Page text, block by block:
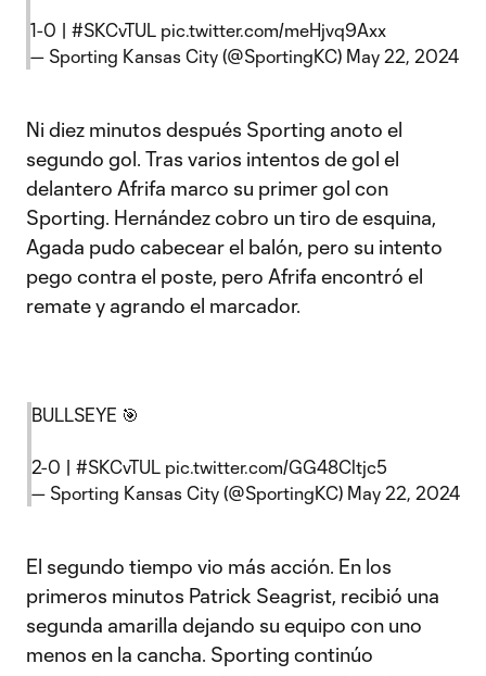
1-0 | #SKCvTUL pic.twitter.com/meHjvq9Axx
— Sporting Kansas City (@SportingKC) May 22, 2024
Ni diez minutos después Sporting anoto el
segundo gol. Tras varios intentos de gol el
delantero Afrifa marco su primer gol con
Sporting. Hernández cobro un tiro de esquina,
Agada pudo cabecear el balón, pero su intento
pego contra el poste, pero Afrifa encontró el
remate y agrando el marcador.
BULLSEYE 🎯
2-0 | #SKCvTUL pic.twitter.com/GG48Cltjc5
— Sporting Kansas City (@SportingKC) May 22, 2024
El segundo tiempo vio más acción. En los
primeros minutos Patrick Seagrist, recibió una
segunda amarilla dejando su equipo con uno
menos en la cancha. Sporting continúo